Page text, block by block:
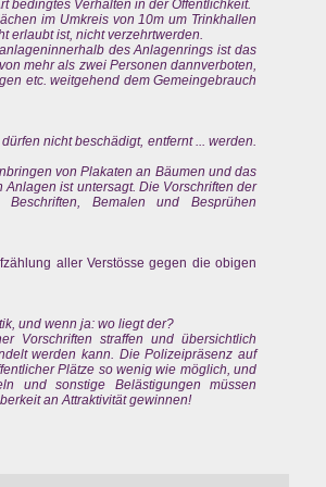
bedingtes Verhalten in der Öffentlichkeit.
im Umkreis von 10m um Trinkhallen
erlaubt ist, nicht verzehrtwerden.
des Anlagenrings ist das
mehr als zwei Personen dannverboten,
etc. weitgehend dem Gemeingebrauch
nicht beschädigt, entfernt ... werden.
von Plakaten an Bäumen und das
ist untersagt. Die Vorschriften der
Beschriften, Bemalen und Besprühen
aller Verstösse gegen die obigen
und wenn ja: wo liegt der?
Vorschriften straffen und übersichtlich
werden kann. Die Polizeipräsenz auf
Plätze so wenig wie möglich, und
und sonstige Belästigungen müssen
an Attraktivität gewinnen!